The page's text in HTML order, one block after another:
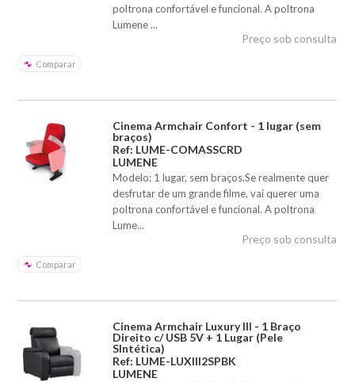
poltrona confortável e funcional. A poltrona
Lumene ...
Comparar
Preço sob consulta
Cinema Armchair Confort - 1 lugar (sem
braços)
Ref: LUME-COMASSCRD
LUMENE
Modelo: 1 lugar, sem braços.Se realmente quer
desfrutar de um grande filme, vai querer uma
poltrona confortável e funcional. A poltrona
Lume...
Comparar
Preço sob consulta
Cinema Armchair Luxury III - 1 Braço
Direito c/ USB 5V + 1 Lugar (Pele
SIntética)
Ref: LUME-LUXIII2SPBK
LUMENE